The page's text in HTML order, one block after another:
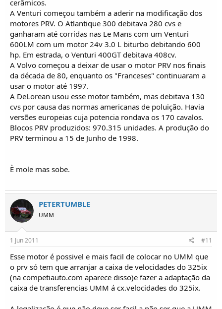
cerâmicos.
A Venturi começou também a aderir na modificação dos
motores PRV. O Atlantique 300 debitava 280 cvs e
ganharam até corridas nas Le Mans com um Venturi
600LM com um motor 24v 3.0 L biturbo debitando 600
hp. Em estrada, o Venturi 400GT debitava 408cv.
A Volvo começou a deixar de usar o motor PRV nos finais
da década de 80, enquanto os "Franceses" continuaram a
usar o motor até 1997.
A DeLorean usou esse motor também, mas debitava 130
cvs por causa das normas americanas de poluição. Havia
versões europeias cuja potencia rondava os 170 cavalos.
Blocos PRV produzidos: 970.315 unidades. A produção do
PRV terminou a 15 de Junho de 1998.
È mole mas sobe.
PETERTUMBLE
UMM
1 Jun 2011 #11
Esse motor é possivel e mais facil de colocar no UMM que
o prv só tem que arranjar a caixa de velocidades do 325ix
(na competiauto.com aparece disso)e fazer a adaptação da
caixa de transferencias UMM á cx.velocidades do 325ix.